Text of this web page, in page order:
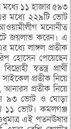
১১ হাজার ৫৯৩
মধ্যে ২২৯টি ভোট
মনোনীত
জয়লাভ করেন। এ
মধ্যে লাঙ্গল প্রতীক
হোসেন পেয়েছেন
স্বতন্ত্র প্রার্থী
প্রতীক নিয়ে
আনারস প্রতীক নিয়ে
৯৩ ভোট ও ঘোড়া
১১ ভোট। কমলগঞ্জ
এই পতনঊষার